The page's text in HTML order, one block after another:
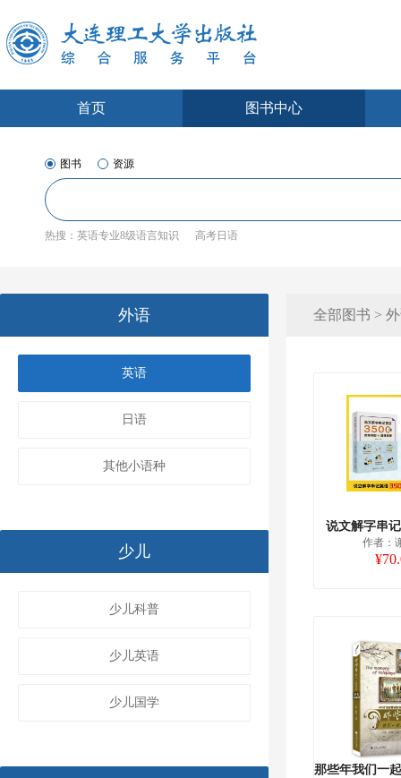
首页 图书中心
图书 资源
热搜： 英语专业8级语言知识 高考日语
外语
英语
日语
其他小语种
少儿
少儿科普
少儿英语
少儿国学
全部图书 >
说文解字串
作者：